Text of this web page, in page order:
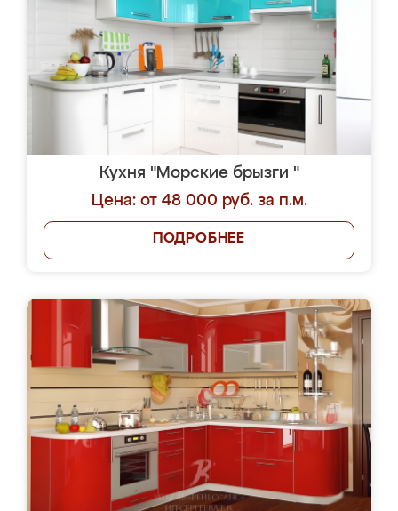
Кухня "Морские брызги "
Цена: от 48 000 руб. за п.м.
ПОДРОБНЕЕ